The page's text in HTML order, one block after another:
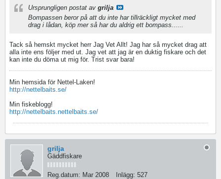
Ursprungligen postat av grilja
Bompassen beror på att du inte har tillräckligt mycket med
drag i lådan, köp mer så har du aldrig ett bompass......
Tack så hemskt mycket herr Jag Vet Allt! Jag har så mycket drag att
alla inte ens följer med ut. Jag vet att jag är en duktig fiskare och det
kan inte du döma ut mig för. Trist svar bara!
Min hemsida för Nettel-Laken!
http://nettelbaits.se/
Min fiskeblogg!
http://nettelbaits.nettelbaits.se/
grilja
Gäddfiskare
Reg.datum: Mar 2008 Inlägg: 527